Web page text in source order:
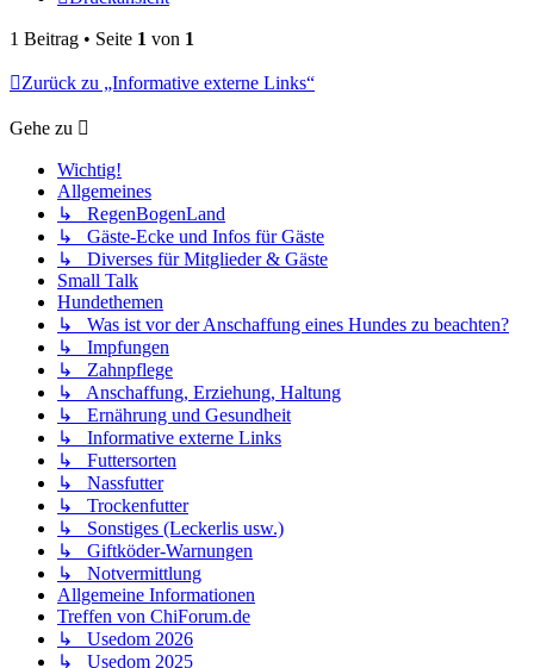
1 Beitrag • Seite 1 von 1
Zurück zu „Informative externe Links“
Gehe zu
Wichtig!
Allgemeines
↳ RegenBogenLand
↳ Gäste-Ecke und Infos für Gäste
↳ Diverses für Mitglieder & Gäste
Small Talk
Hundethemen
↳ Was ist vor der Anschaffung eines Hundes zu beachten?
↳ Impfungen
↳ Zahnpflege
↳ Anschaffung, Erziehung, Haltung
↳ Ernährung und Gesundheit
↳ Informative externe Links
↳ Futtersorten
↳ Nassfutter
↳ Trockenfutter
↳ Sonstiges (Leckerlis usw.)
↳ Giftköder-Warnungen
↳ Notvermittlung
Allgemeine Informationen
Treffen von ChiForum.de
↳ Usedom 2026
↳ Usedom 2025